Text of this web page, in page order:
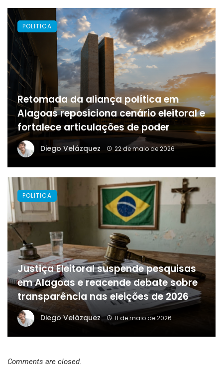
Retomada da aliança política em
Alagoas reposiciona cenário eleitoral e
fortalece articulações de poder
Diego Velázquez 22 de maio de 2026
POLITICA
Justiça Eleitoral suspende pesquisas
em Alagoas e reacende debate sobre
transparência nas eleições de 2026
Diego Velázquez 11 de maio de 2026
POLITICA
Comments are closed.